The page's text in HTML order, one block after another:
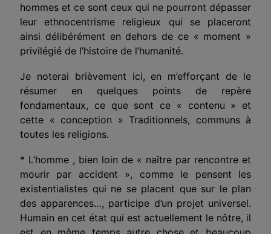
hommes et ce sont ceux qui ne pourront dépasser
leur ethnocentrisme religieux qui se placeront
ainsi délibérément en dehors de ce « moment »
privilégié de l’histoire de l’humanité.
Je noterai brièvement ici, en m’efforçant de le
résumer en quelques points de repère
fondamentaux, ce que sont ce « contenu » et
cette « conception » Traditionnels, com­muns à
toutes les religions.
* L’homme , bien loin de « naître par rencontre et
mourir par accident », comme le pensent les
existentialistes qui ne se placent que sur le plan
des apparences…, participe d’un projet universel.
Humain en cet état qui est actuellement le nôtre, il